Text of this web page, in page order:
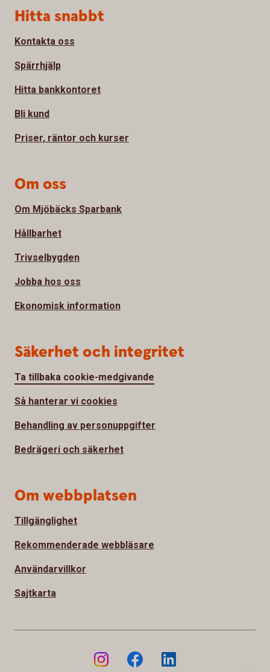
Sidfot
Hitta snabbt
Kontakta oss
Spärrhjälp
Hitta bankkontoret
Bli kund
Priser, räntor och kurser
Om oss
Om Mjöbäcks Sparbank
Hållbarhet
Trivselbygden
Jobba hos oss
Ekonomisk information
Säkerhet och integritet
Ta tillbaka cookie-medgivande
Så hanterar vi cookies
Behandling av personuppgifter
Bedrägeri och säkerhet
Om webbplatsen
Tillgänglighet
Rekommenderade webbläsare
Användarvillkor
Sajtkarta